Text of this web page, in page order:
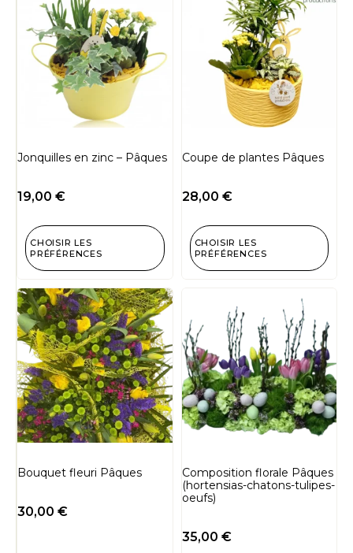
Jonquilles en zinc – Pâques
19,00 €
CHOISIR LES
PRÉFÉRENCES
Coupe de plantes Pâques
28,00 €
CHOISIR LES
PRÉFÉRENCES
Bouquet fleuri Pâques
30,00 €
Composition florale Pâques
(hortensias-chatons-tulipes-
oeufs)
35,00 €